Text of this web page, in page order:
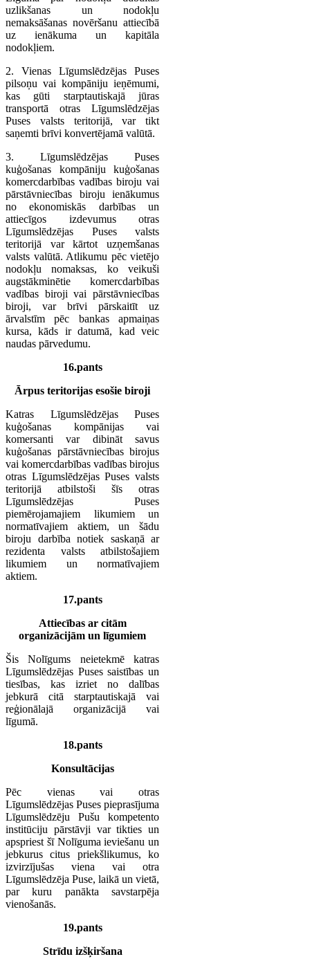
uzlikšanas un nodokļu
nemaksāšanas novēršanu attiecībā
uz ienākuma un kapitāla
nodokļiem.
2. Vienas Līgumslēdzējas Puses
pilsoņu vai kompāniju ieņēmumi,
kas gūti starptautiskajā jūras
transportā otras Līgumslēdzējas
Puses valsts teritorijā, var tikt
saņemti brīvi konvertējamā valūtā.
3. Līgumslēdzējas Puses
kuģošanas kompāniju kuģošanas
komercdarbības vadības biroju vai
pārstāvniecības biroju ienākumus
no ekonomiskās darbības un
attiecīgos izdevumus otras
Līgumslēdzējas Puses valsts
teritorijā var kārtot uzņemšanas
valsts valūtā. Atlikumu pēc vietējo
nodokļu nomaksas, ko veikuši
augstākminētie komercdarbības
vadības biroji vai pārstāvniecības
biroji, var brīvi pārskaitīt uz
ārvalstīm pēc bankas apmaiņas
kursa, kāds ir datumā, kad veic
naudas pārvedumu.
16.pants
Ārpus teritorijas esošie biroji
Katras Līgumslēdzējas Puses
kuģošanas kompānijas vai
komersanti var dibināt savus
kuģošanas pārstāvniecības birojus
vai komercdarbības vadības birojus
otras Līgumslēdzējas Puses valsts
teritorijā atbilstoši šīs otras
Līgumslēdzējas Puses
piemērojamajiem likumiem un
normatīvajiem aktiem, un šādu
biroju darbība notiek saskaņā ar
rezidenta valsts atbilstošajiem
likumiem un normatīvajiem
aktiem.
17.pants
Attiecības ar citām
organizācijām un līgumiem
Šis Nolīgums neietekmē katras
Līgumslēdzējas Puses saistības un
tiesības, kas izriet no dalības
jebkurā citā starptautiskajā vai
reģionālajā organizācijā vai
līgumā.
18.pants
Konsultācijas
Pēc vienas vai otras
Līgumslēdzējas Puses pieprasījuma
Līgumslēdzēju Pušu kompetento
institūciju pārstāvji var tikties un
apspriest šī Nolīguma ieviešanu un
jebkurus citus priekšlikumus, ko
izvirzījušas viena vai otra
Līgumslēdzēja Puse, laikā un vietā,
par kuru panākta savstarpēja
vienošanās.
19.pants
Strīdu izšķiršana